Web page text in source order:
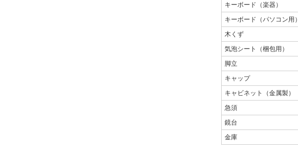
キーボード（楽器）
キーボード（パソコン用）
木くず
気泡シート（梱包用）
脚立
キャップ
キャビネット（金属製）
急須
鏡台
金庫